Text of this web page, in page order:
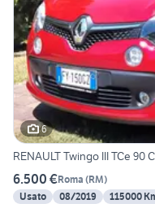
6
RENAULT Twingo III TCe 90
6.500 €Roma (RM)
Usato
08/2019 115000